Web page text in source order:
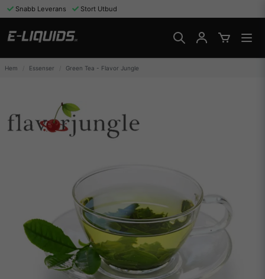
Snabb Leverans Stort Utbud
Hem Essenser Green Tea - Flavor Jungle